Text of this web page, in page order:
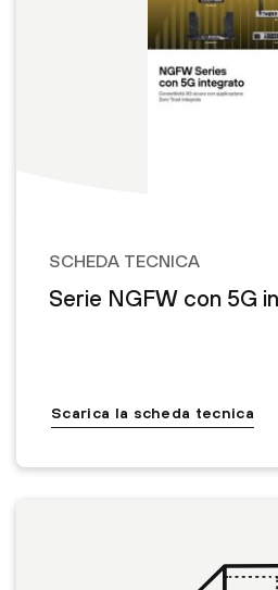
SCHEDA TECNICA
Serie NGFW con 5G
Scarica la scheda tecnica